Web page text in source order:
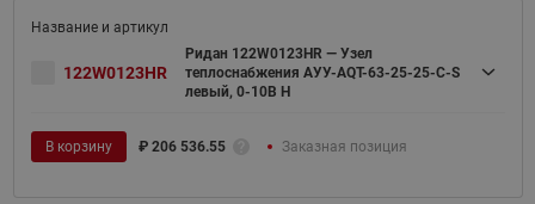
122W0123HR
Ридан 122W0123HR — Узел
теплоснабжения АУУ-AQT-63-25-25-C-S
левый, 0-10В H
В корзину ₽ 206 536.55 Заказная позиция